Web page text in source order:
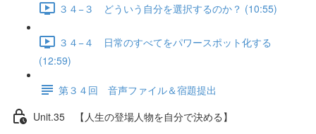
３４−３ どういう自分を選択するのか？ (10:55)
３４−４ 日常のすべてをパワースポット化する
(12:59)
第３４回 音声ファイル＆宿題提出
Unit.35 【人生の登場人物を自分で決める】